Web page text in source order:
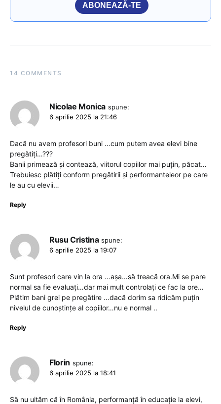
ABONEAZĂ-TE
14 COMMENTS
Nicolae Monica spune:
6 aprilie 2025 la 21:46
Dacă nu avem profesori buni …cum putem avea elevi bine
pregătiți…???
Banii primează și contează, viitorul copiilor mai puțin, păcat…
Trebuiesc plătiți conform pregătirii și performanteleor pe care
le au cu elevii…
Reply
Rusu Cristina spune:
6 aprilie 2025 la 19:07
Sunt profesori care vin la ora …așa…să treacă ora.Mi se pare
normal sa fie evaluați…dar mai mult controlați ce fac la ore…
Plătim bani grei pe pregătire …dacă dorim sa ridicăm puțin
nivelul de cunoștințe al copiilor…nu e normal ..
Reply
Florin spune:
6 aprilie 2025 la 18:41
Să nu uităm că în România, performanță în educație la elevi,